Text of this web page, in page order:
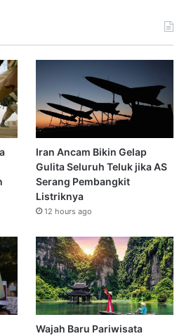
Iran Ancam Bikin Gelap
Gulita Seluruh Teluk jika AS
Serang Pembangkit
Listriknya
12 hours ago
Wajah Baru Pariwisata